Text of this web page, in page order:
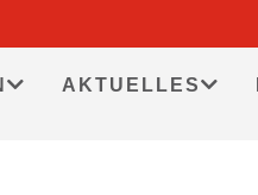
AKTUELLES